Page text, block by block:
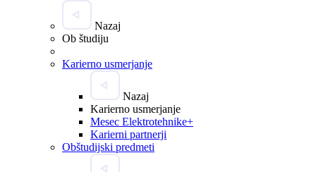
Nazaj
Ob študiju
Karierno usmerjanje
Nazaj
Karierno usmerjanje
Mesec Elektrotehnike+
Karierni partnerji
Obštudijski predmeti